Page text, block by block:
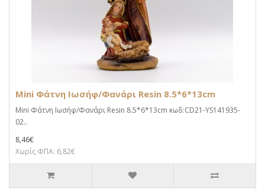
Mini Φάτνη Ιωσήφ/Φανάρι Resin 8.5*6*13cm
Mini Φάτνη Ιωσήφ/Φανάρι Resin 8.5*6*13cm κωδ:CD21-YS141935-
02..
8,46€
Χωρίς ΦΠΑ: 6,82€